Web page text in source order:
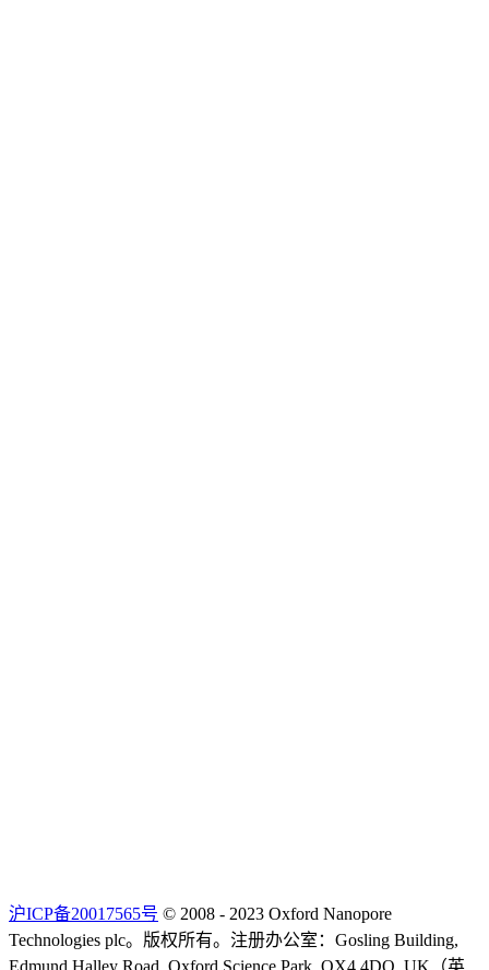
沪ICP备20017565号 © 2008 - 2023 Oxford Nanopore
Technologies plc。版权所有。注册办公室：Gosling Building,